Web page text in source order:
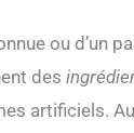
ou d’un
des
artificiels.